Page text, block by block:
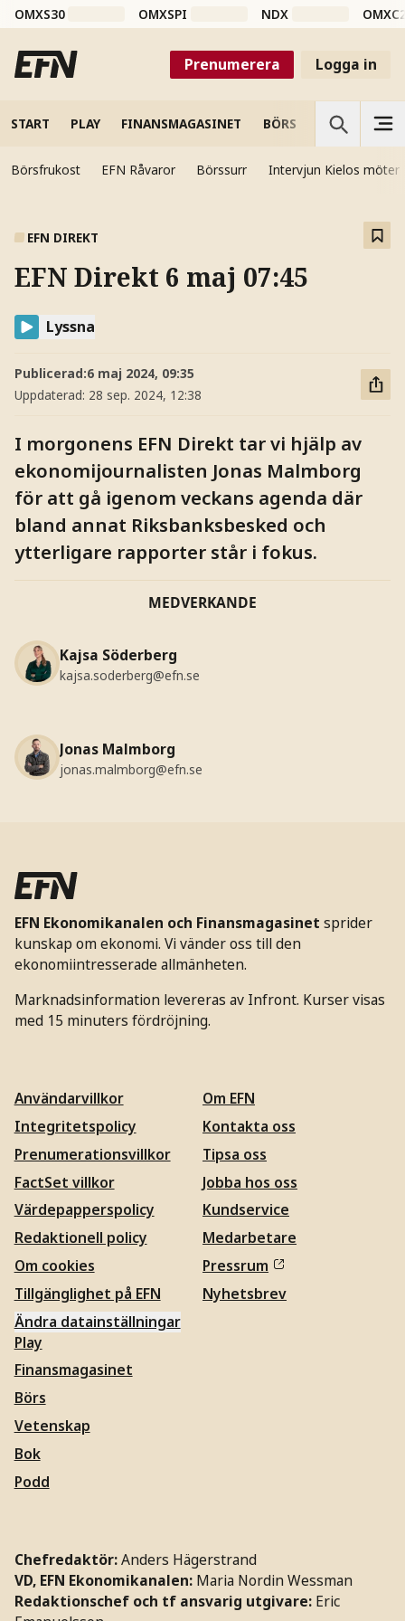
OMXS30 OMXSPI NDX
Prenumerera Logga in
START PLAY FINANSMAGASINET BÖRS VETENSKAP
Börsfrukost EFN Råvaror Börssurr Intervjun Kielos möter
EFN DIREKT
EFN Direkt 6 maj 07:45
Lyssna
Publicerad:6 maj 2024, 09:35
Uppdaterad: 28 sep. 2024, 12:38
I morgonens EFN Direkt tar vi hjälp av
ekonomijournalisten Jonas Malmborg
för att gå igenom veckans agenda där
bland annat Riksbanksbesked och
ytterligare rapporter står i fokus.
MEDVERKANDE
Kajsa Söderberg
kajsa.soderberg@efn.se
Jonas Malmborg
jonas.malmborg@efn.se
EFN Ekonomikanalen och Finansmagasinet sprider
kunskap om ekonomi. Vi vänder oss till den
ekonomiintresserade allmänheten.
Marknadsinformation levereras av Infront. Kurser visas
med 15 minuters fördröjning.
Användarvillkor
Integritetspolicy
Prenumerationsvillkor
FactSet villkor
Värdepapperspolicy
Redaktionell policy
Om cookies
Tillgänglighet på EFN
Ändra datainställningar
Om EFN
Kontakta oss
Tipsa oss
Jobba hos oss
Kundservice
Medarbetare
Pressrum
Nyhetsbrev
Play
Finansmagasinet
Börs
Vetenskap
Bok
Podd
Chefredaktör:Anders Hägerstrand
VD, EFN Ekonomikanalen: Maria Nordin Wessman
Redaktionschef och tf ansvarig utgivare: Eric